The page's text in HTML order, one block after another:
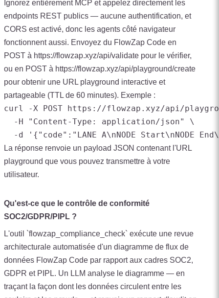
Ignorez entièrement MCP et appelez directement les
endpoints REST publics — aucune authentification, et
CORS est activé, donc les agents côté navigateur
fonctionnent aussi. Envoyez du FlowZap Code en
POST à https://flowzap.xyz/api/validate pour le vérifier,
ou en POST à https://flowzap.xyz/api/playground/create
pour obtenir une URL playground interactive et
partageable (TTL de 60 minutes). Exemple :
curl -X POST https://flowzap.xyz/api/
  -H "Content-Type: application/json" \
La réponse renvoie un payload JSON contenant l'URL
playground que vous pouvez transmettre à votre
utilisateur.
Qu'est-ce que le contrôle de conformité
SOC2/GDPR/PIPL ?
L'outil `flowzap_compliance_check` exécute une revue
architecturale automatisée d'un diagramme de flux de
données FlowZap Code par rapport aux cadres SOC2,
GDPR et PIPL. Un LLM analyse le diagramme — en
traçant la façon dont les données circulent entre les